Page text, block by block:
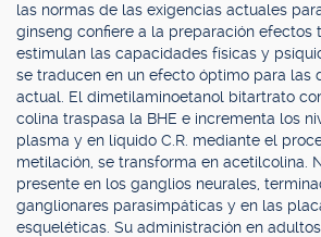
las normas de las exigencias actuales
ginseng confiere a la preparación efectos
estimulan las capacidades físicas y
se traducen en un efecto óptimo para las
actual. El dimetilaminoetanol bitartrato
colina traspasa la BHE e incrementa los
plasma y en líquido C.R. mediante el
metilación, se transforma en acetilcolina.
presente en los ganglios neurales,
ganglionares parasimpáticas y en las
esqueléticas. Su administración en